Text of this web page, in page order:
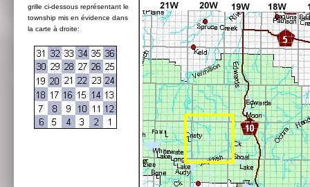
grille ci-dessous représentant le
township mis en évidence dans
la carte à droite: